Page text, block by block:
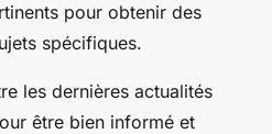
pour obtenir des
spécifiques.
les dernières actualités
être bien informé et